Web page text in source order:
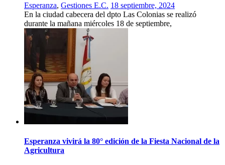
Esperanza, Gestiones E.C. 18 septiembre, 2024
En la ciudad cabecera del dpto Las Colonias se realizó
durante la mañana miércoles 18 de septiembre,
Esperanza vivirá la 80° edición de la Fiesta Nacional de la
Agricultura